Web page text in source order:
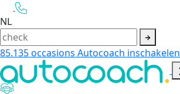
NL
85.135occasions Autocoach inschakelen